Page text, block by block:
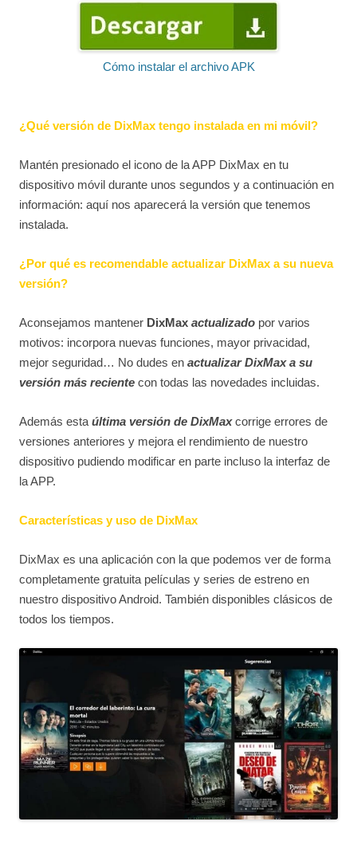
Cómo instalar el archivo APK
¿Qué versión de DixMax tengo instalada en mi móvil?
Mantén presionado el icono de la APP DixMax en tu
dispositivo móvil durante unos segundos y a continuación en
información: aquí nos aparecerá la versión que tenemos
instalada.
¿Por qué es recomendable actualizar DixMax a su nueva
versión?
Aconsejamos mantener DixMax actualizado por varios
motivos: incorpora nuevas funciones, mayor privacidad,
mejor seguridad… No dudes en actualizar DixMax a su
versión más reciente con todas las novedades incluidas.
Además esta última versión de DixMaxcorrige errores de
versiones anteriores y mejora el rendimiento de nuestro
dispositivo pudiendo modificar en parte incluso la interfaz de
la APP.
Características y uso de DixMax
DixMax es una aplicación con la que podemos ver de forma
completamente gratuita películas y series de estreno en
nuestro dispositivo Android. También disponibles clásicos de
todos los tiempos.